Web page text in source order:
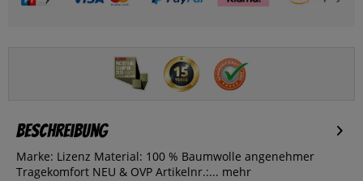
Beschreibung
Marke: Lizenz Material: 100 % Baumwolle angenehmer
Tragekomfort NEU & OVP Artikelnr.:... mehr